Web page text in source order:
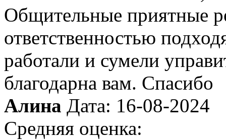
Общительные приятные
ответственностью
работали и сумели
благодарна вам. Спасибо
Алина Дата: 16-08-2024
Средняя оценка: